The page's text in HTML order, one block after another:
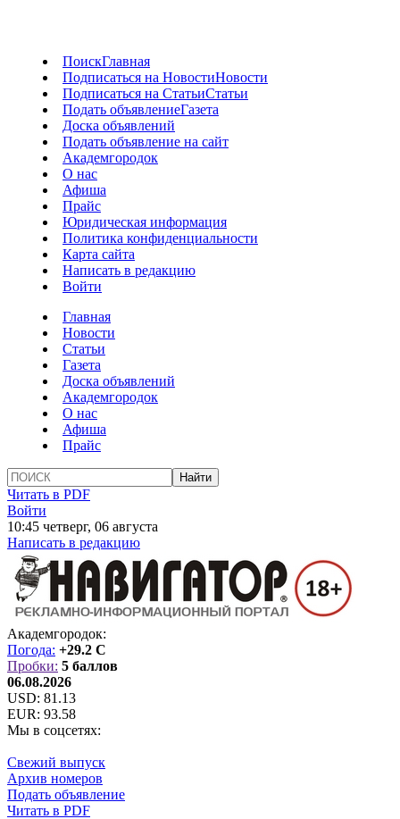
ПоискГлавная
Подписаться на НовостиНовости
Подписаться на СтатьиСтатьи
Подать объявлениеГазета
Доска объявлений
Подать объявление на сайт
Академгородок
О нас
Афиша
Прайс
Юридическая информация
Политика конфиденциальности
Карта сайта
Написать в редакцию
Войти
Главная
Новости
Статьи
Газета
Доска объявлений
Академгородок
О нас
Афиша
Прайс
Читать в PDF
Войти
10:45 четверг, 06 августа
Написать в редакцию
Академгородок:
Погода: +29.2 C
Пробки: 5 баллов
06.08.2026
USD: 81.13
EUR: 93.58
Мы в соцсетях:
Свежий выпуск
Архив номеров
Подать объявление
Читать в PDF